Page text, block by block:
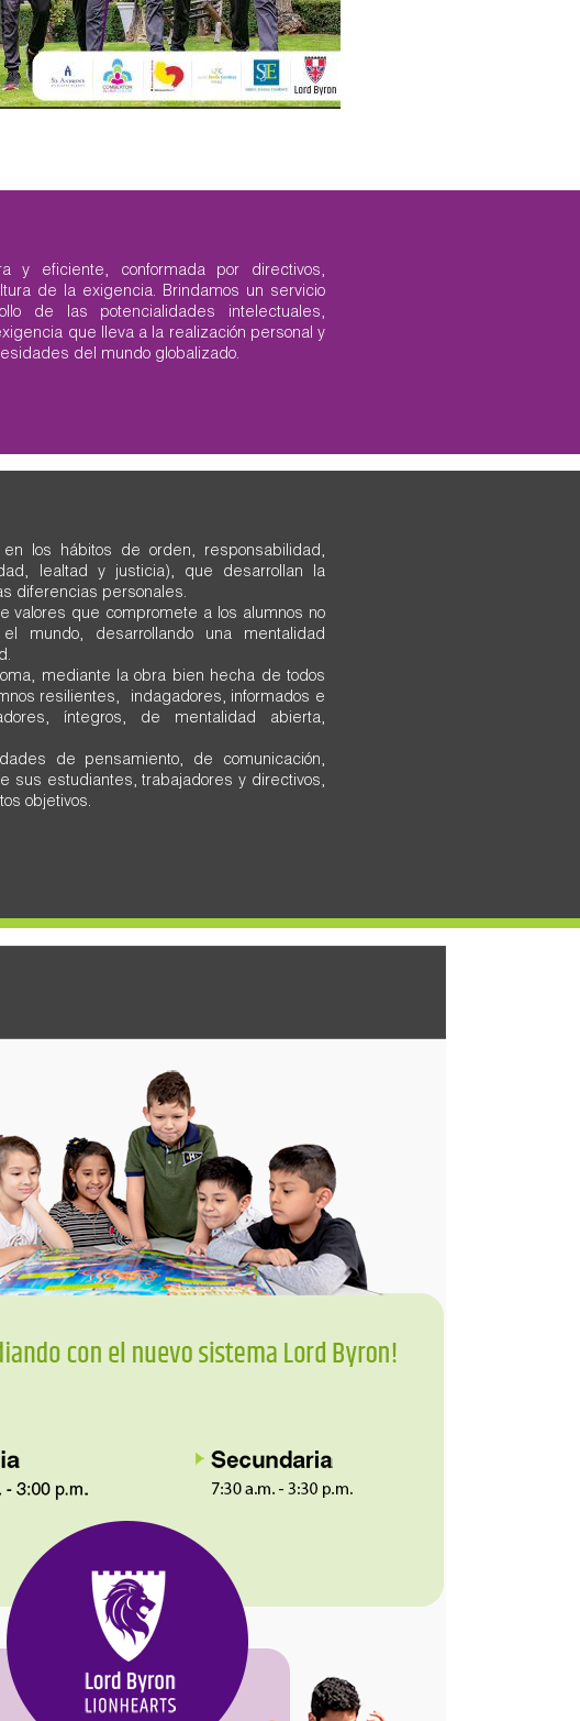
y eficiente, conformada por directivos,
de la exigencia. Brindamos un servicio
de las potencialidades intelectuales,
que lleva a la realización personal y
del mundo globalizado.
los hábitos de orden, responsabilidad,
lealtad y justicia), que desarrollan la
diferencias personales.
valores que compromete a los alumnos no
mundo, desarrollando una mentalidad
mediante la obra bien hecha de todos
resilientes, indagadores, informados e
íntegros, de mentalidad abierta,
de pensamiento, de comunicación,
sus estudiantes, trabajadores y directivos,
objetivos.